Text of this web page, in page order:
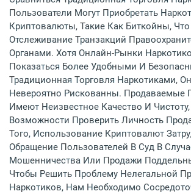
Пользователи Могут Приобретать
Криптовалюты, Такие Как Биткойны, Что
Отслеживание Транзакций
Органами. Хотя Онлайн-Рынки
Показаться Более Удобными И
Традиционная Торговля Наркотиками,
Невероятно Рискованны. Продаваемые
Имеют Неизвестное Качество И
Возможности Проверить Личность
Того, Использование Криптовалют
Обращение Пользователей В Суд В
Мошенничества Или Продажи
Чтобы Решить Проблему Нелегальной
Наркотиков, Нам Необходимо